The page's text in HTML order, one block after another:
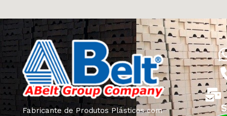
Fabricante de Produtos Plásticos com